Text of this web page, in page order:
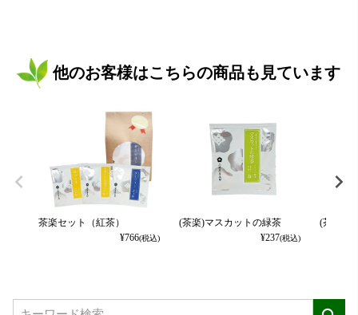
他のお客様はこちらの商品も見ています
茶楽セット（紅茶）
¥766(税込)
(茶楽)マスカットの緑茶
¥237(税込)
(茶楽)桃